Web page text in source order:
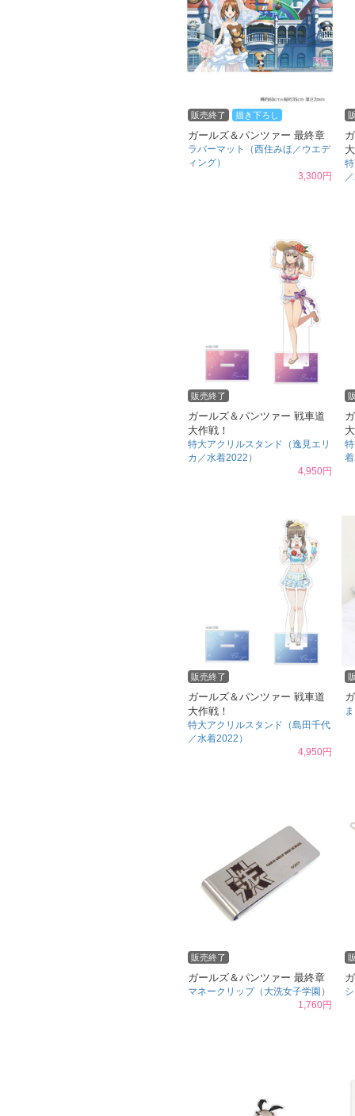
販売終了 描き下ろし
ガールズ＆パンツァー 最終章
ラバーマット（西住みほ／ウエデ
ィング）
3,300円
販売終了
ガールズ＆パンツァー 戦車道
大作戦！
特大アクリルスタンド（逸見エリ
カ／水着2022）
4,950円
販売終了
ガールズ＆パンツァー 戦車道
大作戦！
特大アクリルスタンド（島田千代
／水着2022）
4,950円
販売終了
ガールズ＆パンツァー 最終章
マネークリップ（大洗女子学園）
1,760円